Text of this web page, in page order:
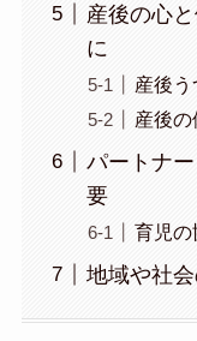
産後の心
に
産後
産後
パートナ
要
育児の
地域や社